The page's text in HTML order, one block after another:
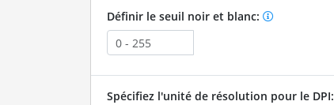
Définir le seuil noir et blanc:
Spécifiez l'unité de résolution pour le DPI: